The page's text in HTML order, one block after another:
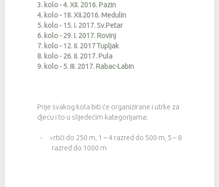
3. kolo - 4. XII. 2016. Pazin
4. kolo - 18. XII.2016. Medulin
5. kolo - 15. I. 2017. Sv.Petar
6. kolo - 29. I. 2017. Rovinj
7. kolo - 12. II. 2017 Tupljak
8. kolo - 26. II. 2017. Pula
9. kolo - 5. III. 2017. Rabac-Labin
Prije svakog kola biti će organizirane i utrke za
djecu i to u slijedećim kategorijama:
- V rtići do 250 m, 1 – 4 razred do 500 m, 5 – 8
razred do 1000 m